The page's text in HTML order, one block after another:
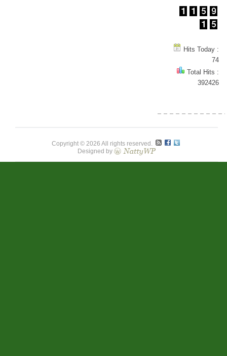
Hits Today :
74
Total Hits :
392426
Copyright © 2026 All rights reserved.
Designed by